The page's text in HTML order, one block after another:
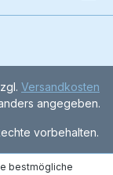
Versandkosten
angegeben.
vorbehalten.
bestmögliche